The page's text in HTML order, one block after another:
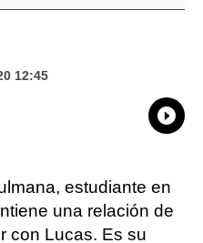
12:45
estudiante en
una relación de
con Lucas. Es su